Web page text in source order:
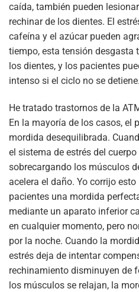
caída, también pueden
rechinar de los dientes. El
cafeína y el azúcar pueden
tiempo, esta tensión
los dientes, y los pacientes
intenso si el ciclo no se detiene.
He tratado trastornos de la
En la mayoría de los casos, el
mordida desequilibrada.
el sistema de estrés del cuerpo
sobrecargando los músculos
acelera el daño. Yo corrijo
pacientes una mordida
mediante un aparato inferior
en cualquier momento, pero
por la noche. Cuando la
estrés deja de intentar
rechinamiento disminuyen de
los músculos se relajan, la